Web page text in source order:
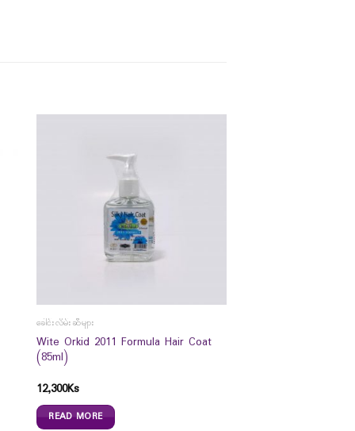
ခေါင်းလိမ်းဆီများ
Wite Orkid 2011 Formula Hair Coat
(85ml)
12,300Ks
READ MORE